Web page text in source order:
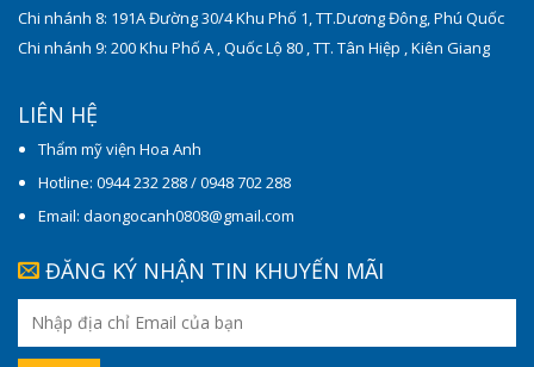
Chi nhánh 8: 191A Đường 30/4 Khu Phố 1, TT.Dương Đông, Phú Quốc
Chi nhánh 9: 200 Khu Phố A , Quốc Lộ 80 , TT. Tân Hiệp , Kiên Giang
LIÊN HỆ
Thẩm mỹ viện Hoa Anh
Hotline: 0944 232 288 / 0948 702 288
Email: daongocanh0808@gmail.com
ĐĂNG KÝ NHẬN TIN KHUYẾN MÃI